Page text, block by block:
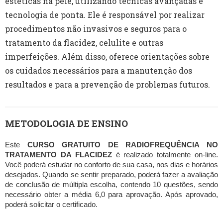
tecnologia de ponta. Ele é responsável por realizar
procedimentos não invasivos e seguros para o
tratamento da flacidez, celulite e outras
imperfeições. Além disso, oferece orientações sobre
os cuidados necessários para a manutenção dos
resultados e para a prevenção de problemas futuros.
METODOLOGIA DE ENSINO
Este CURSO GRATUITO DE RADIOFREQUÊNCIA NO
TRATAMENTO DA FLACIDEZé realizado totalmente on-line.
Você poderá estudar no conforto de sua casa, nos dias e horários
desejados. Quando se sentir preparado, poderá fazer a avaliação
de conclusão de múltipla escolha, contendo 10 questões, sendo
necessário obter a média 6,0 para aprovação. Após aprovado,
poderá solicitar o certificado.